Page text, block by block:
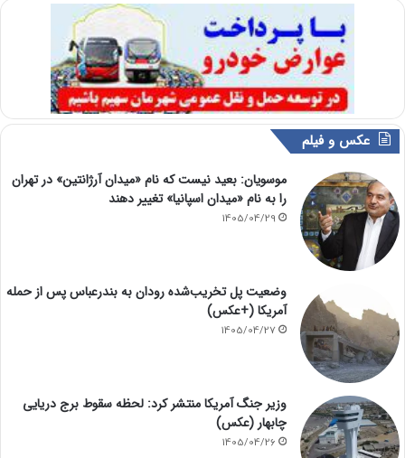
عکس و فیلم
موسویان: بعید نیست که نام «میدان آرژانتین» در تهران
را به نام «میدان اسپانیا» تغییر دهند
1405/04/29
وضعیت پل تخریب‌شده رودان به بندرعباس پس از حمله
آمریکا (+عکس)
1405/04/27
وزیر جنگ آمریکا منتشر کرد: لحظه سقوط برج دریایی
چابهار (عکس)
1405/04/26